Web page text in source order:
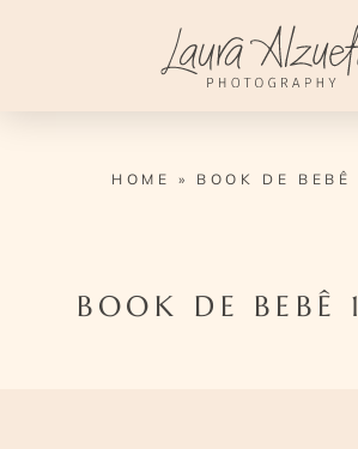
HOME » BOOK DE BEBÊ
BOOK DE BEBÊ